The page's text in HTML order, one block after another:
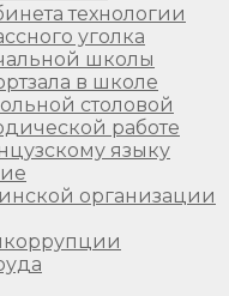
технологии
уголка
школы
в школе
столовой
работе
языку
организации